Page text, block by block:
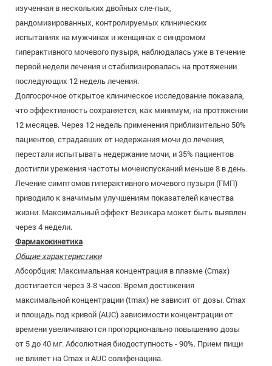
изученная в нескольких двойных сле-пых,
рандомизированных, контролируемых клинических
испытаниях на мужчинах и женщинах с синдромом
гиперактивного мочевого пузыря, наблюдалась уже в течение
первой недели лечения и стабилизировалась на протяжении
последующих 12 недель лечения.
Долгосрочное открытое клиническое исследование показала,
что эффективность сохраняется, как минимум, на протяжении
12 месяцев. Через 12 недель применения приблизительно 50%
пациентов, страдавших от недержания мочи до лечения,
перестали испытывать недержание мочи, и 35% пациентов
достигли урежения частоты мочеиспусканий меньше 8 в день.
Лечение симптомов гиперактивного мочевого пузыря (ГМП)
приводило к значимым улучшениям показателей качества
жизни. Максимальный эффект Везикара может быть выявлен
через 4 недели.
Фармакокинетика
Общие характеристики
Абсорбция: Максимальная концентрация в плазме (Сmах)
достигается через 3-8 часов. Время достижения
максимальной концентрации (tmax) не зависит от дозы. Сmах
и площадь под кривой (AUC) зависимости концентрации от
времени увеличиваются пропорционально повышению дозы
от 5 до 40 мг. Абсолютная биодоступность - 90%. Прием пищи
не влияет на Сmах и AUC солифенацина.